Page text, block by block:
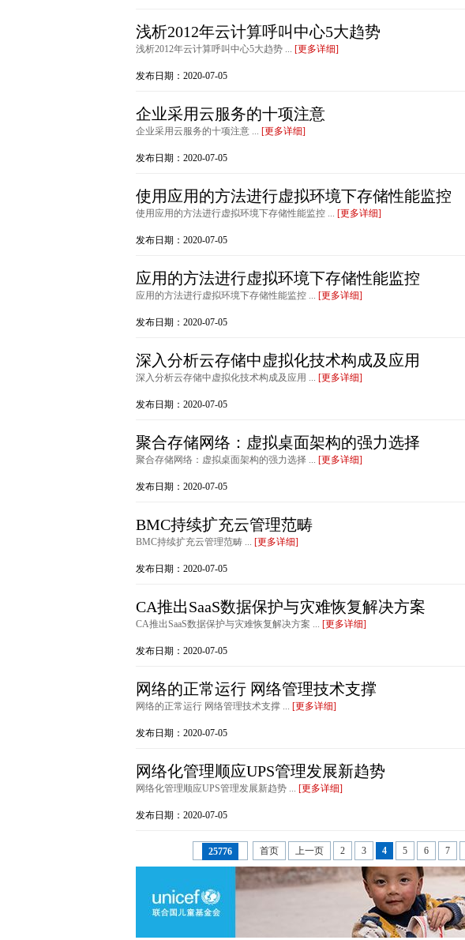
浅析2012年云计算呼叫中心5大趋势
浅析2012年云计算呼叫中心5大趋势 ... [更多详细]
发布日期：2020-07-05
企业采用云服务的十项注意
企业采用云服务的十项注意 ... [更多详细]
发布日期：2020-07-05
使用应用的方法进行虚拟环境下存储性能监控
使用应用的方法进行虚拟环境下存储性能监控 ... [更多详细]
发布日期：2020-07-05
应用的方法进行虚拟环境下存储性能监控
应用的方法进行虚拟环境下存储性能监控 ... [更多详细]
发布日期：2020-07-05
深入分析云存储中虚拟化技术构成及应用
深入分析云存储中虚拟化技术构成及应用 ... [更多详细]
发布日期：2020-07-05
聚合存储网络：虚拟桌面架构的强力选择
聚合存储网络：虚拟桌面架构的强力选择 ... [更多详细]
发布日期：2020-07-05
BMC持续扩充云管理范畴
BMC持续扩充云管理范畴 ... [更多详细]
发布日期：2020-07-05
CA推出SaaS数据保护与灾难恢复解决方案
CA推出SaaS数据保护与灾难恢复解决方案 ... [更多详细]
发布日期：2020-07-05
网络的正常运行 网络管理技术支撑
网络的正常运行 网络管理技术支撑 ... [更多详细]
发布日期：2020-07-05
网络化管理顺应UPS管理发展新趋势
网络化管理顺应UPS管理发展新趋势 ... [更多详细]
发布日期：2020-07-05
25776 首页 上一页 2 3 4 5 6 7